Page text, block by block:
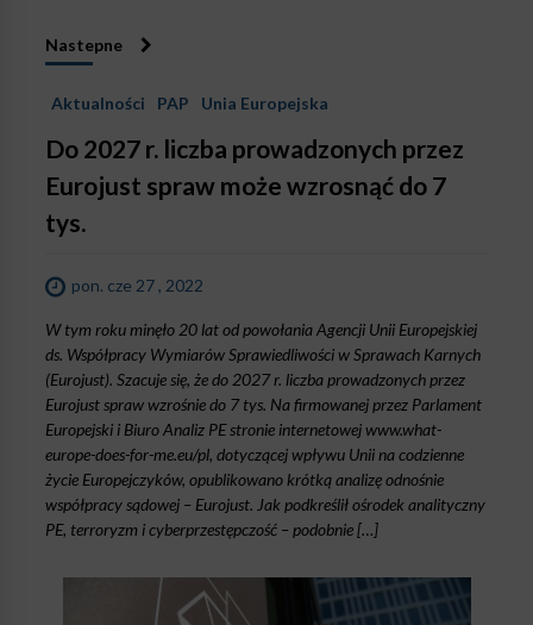
Nastepne
Aktualności PAP Unia Europejska
Do 2027 r. liczba prowadzonych przez
Eurojust spraw może wzrosnąć do 7
tys.
pon. cze 27 , 2022
W tym roku minęło 20 lat od powołania Agencji Unii Europejskiej
ds. Współpracy Wymiarów Sprawiedliwości w Sprawach Karnych
(Eurojust). Szacuje się, że do 2027 r. liczba prowadzonych przez
Eurojust spraw wzrośnie do 7 tys. Na firmowanej przez Parlament
Europejski i Biuro Analiz PE stronie internetowej www.what-
europe-does-for-me.eu/pl, dotyczącej wpływu Unii na codzienne
życie Europejczyków, opublikowano krótką analizę odnośnie
współpracy sądowej – Eurojust. Jak podkreślił ośrodek analityczny
PE, terroryzm i cyberprzestępczość – podobnie […]